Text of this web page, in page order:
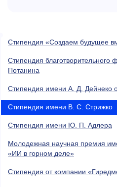
Стипендия «Создаем будущее
Стипендия
Потанина
Cтипендия имени А. Д. Дейнеко
Стипендия имени В. С. Стрижко
Стипендия имени Ю. П. Адлера
Молодежная научная премия
«ИИ в горном деле»
Стипендия от компании